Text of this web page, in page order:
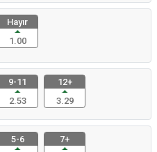
Hayır
1.00
9-11
2.53
12+
3.29
5-6
7+